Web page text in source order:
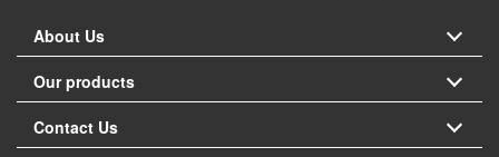
About Us
Our products
Contact Us